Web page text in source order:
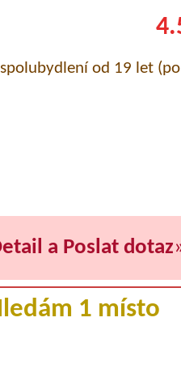
od 19 let
a Poslat dotaz
1 místo